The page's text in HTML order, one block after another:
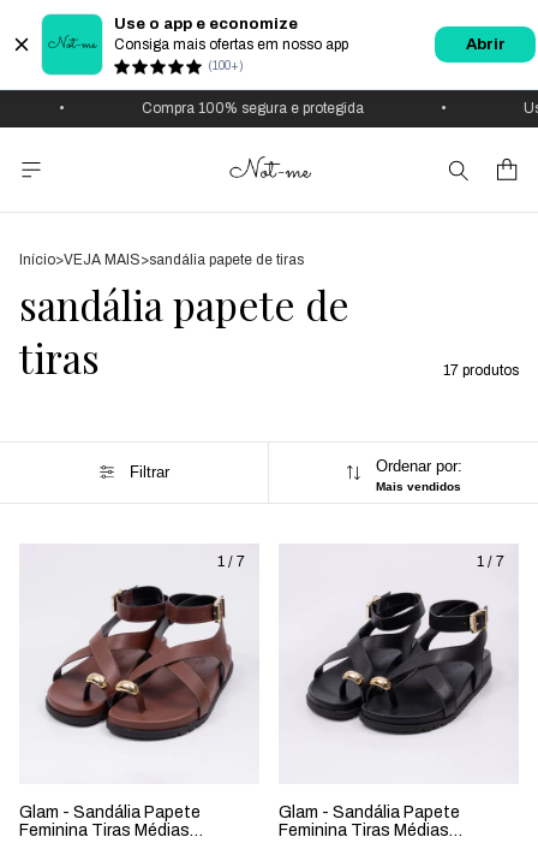
Use o app e economize
Consiga mais ofertas em nosso app
(100+)
Abrir
Compra 100% segura e protegida
Início>VEJA MAIS>sandália papete de tiras
sandália papete de
tiras
17 produtos
Filtrar Ordenar por:
Mais vendidos
1 / 7
Glam - Sandália Papete
Feminina Tiras Médias
1 / 7
Glam - Sandália Papete
Feminina Tiras Médias